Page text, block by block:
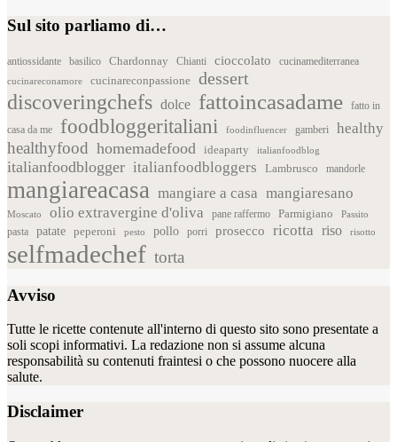
Sul sito parliamo di…
antiossidante basilico Chardonnay Chianti cioccolato cucinamediterranea
cucinareconamore cucinareconpassione dessert
discoveringchefs dolce fattoincasadame
fatto in
casa da me
foodbloggeritaliani foodinfluencer gamberi healthy
healthyfood homemadefood ideaparty italianfoodblog
italianfoodblogger italianfoodbloggers Lambrusco mandorle
mangiareacasa mangiare a casa mangiaresano
Moscato olio extravergine d'oliva pane raffermo Parmigiano Passito
pasta patate peperoni pesto pollo porri prosecco ricotta riso risotto
selfmadechef torta
Avviso
Tutte le ricette contenute all'interno di questo sito sono presentate a
soli scopi informativi. La redazione non si assume alcuna
responsabilità su contenuti fraintesi o che possono nuocere alla
salute.
Disclaimer